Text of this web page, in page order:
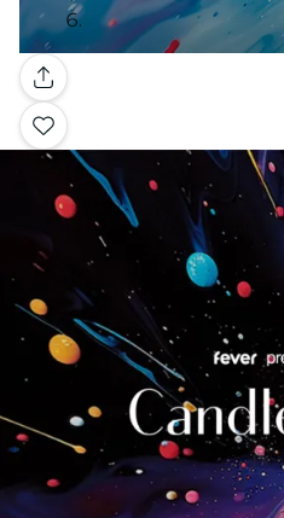
Galleria